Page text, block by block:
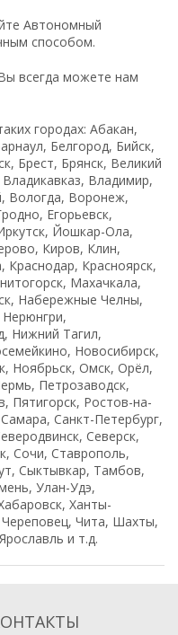
Автономный
способом.
всегда можете нам
городах: Абакан,
Белгород, Бийск,
Брест, Брянск, Великий
Владимир,
Вологда, Воронеж,
Егорьевск,
Йошкар-Ола,
Киров, Клин,
Красноярск,
Махачкала,
Набережные Челны,
Нижний Тагил,
Новосибирск,
Ноябрьск, Омск, Орёл,
Петрозаводск,
Пятигорск, Ростов-на-
Санкт-Петербург,
Северск,
Сочи, Ставрополь,
Сыктывкар, Тамбов,
Улан-Удэ,
Ханты-
Чита, Шахты,
и т.д.